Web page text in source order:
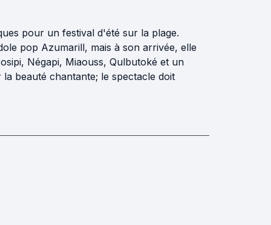
pour un festival d'été sur la plage.
pop Azumarill, mais à son arrivée, elle
Négapi, Miaouss, Qulbutoké et un
beauté chantante; le spectacle doit